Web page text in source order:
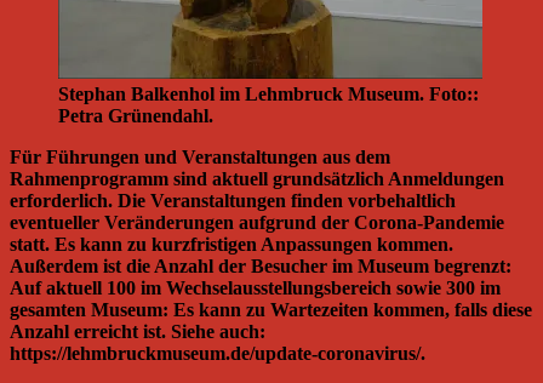
Stephan Balkenhol im Lehmbruck Museum. Foto::
Petra Grünendahl.
Für Führungen und Veranstaltungen aus dem
Rahmenprogramm sind aktuell grundsätzlich Anmeldungen
erforderlich. Die Veranstaltungen finden vorbehaltlich
eventueller Veränderungen aufgrund der Corona-Pandemie
statt. Es kann zu kurzfristigen Anpassungen kommen.
Außerdem ist die Anzahl der Besucher im Museum begrenzt:
Auf aktuell 100 im Wechselausstellungsbereich sowie 300 im
gesamten Museum: Es kann zu Wartezeiten kommen, falls diese
Anzahl erreicht ist. Siehe auch:
https://lehmbruckmuseum.de/update-coronavirus/.